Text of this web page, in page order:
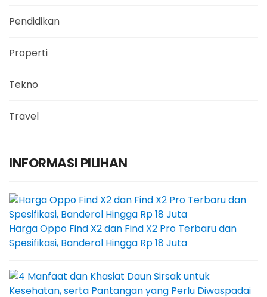
Pendidikan
Properti
Tekno
Travel
INFORMASI PILIHAN
Harga Oppo Find X2 dan Find X2 Pro Terbaru dan
Spesifikasi, Banderol Hingga Rp 18 Juta